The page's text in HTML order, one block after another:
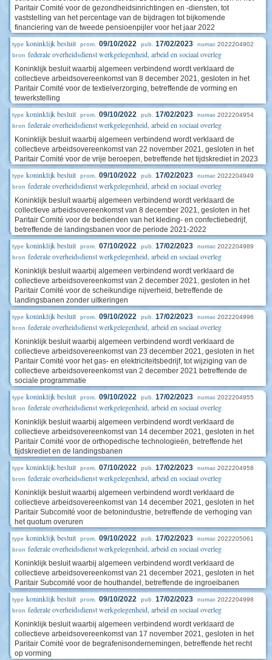
Paritair Comité voor de gezondheidsinrichtingen en -diensten, tot
vaststelling van het percentage van de bijdragen tot bijkomende
financiering van de tweede pensioenpijler voor het jaar 2022
type koninklijk besluit prom. 09/10/2022 pub. 17/02/2023 numac 2022204902
bron federale overheidsdienst werkgelegenheid, arbeid en sociaal overleg
Koninklijk besluit waarbij algemeen verbindend wordt verklaard de
collectieve arbeidsovereenkomst van 8 december 2021, gesloten in het
Paritair Comité voor de textielverzorging, betreffende de vorming en
tewerkstelling
type koninklijk besluit prom. 09/10/2022 pub. 17/02/2023 numac 2022204954
bron federale overheidsdienst werkgelegenheid, arbeid en sociaal overleg
Koninklijk besluit waarbij algemeen verbindend wordt verklaard de
collectieve arbeidsovereenkomst van 22 november 2021, gesloten in het
Paritair Comité voor de vrije beroepen, betreffende het tijdskrediet in 2023
type koninklijk besluit prom. 09/10/2022 pub. 17/02/2023 numac 2022204949
bron federale overheidsdienst werkgelegenheid, arbeid en sociaal overleg
Koninklijk besluit waarbij algemeen verbindend wordt verklaard de
collectieve arbeidsovereenkomst van 8 december 2021, gesloten in het
Paritair Comité voor de bedienden van het kleding- en confectiebedrijf,
betreffende de landingsbanen voor de periode 2021-2022
type koninklijk besluit prom. 07/10/2022 pub. 17/02/2023 numac 2022204989
bron federale overheidsdienst werkgelegenheid, arbeid en sociaal overleg
Koninklijk besluit waarbij algemeen verbindend wordt verklaard de
collectieve arbeidsovereenkomst van 2 december 2021, gesloten in het
Paritair Comité voor de scheikundige nijverheid, betreffende de
landingsbanen zonder uitkeringen
type koninklijk besluit prom. 09/10/2022 pub. 17/02/2023 numac 2022204996
bron federale overheidsdienst werkgelegenheid, arbeid en sociaal overleg
Koninklijk besluit waarbij algemeen verbindend wordt verklaard de
collectieve arbeidsovereenkomst van 23 december 2021, gesloten in het
Paritair Comité voor het gas- en elektriciteitsbedrijf, tot wijziging van de
collectieve arbeidsovereenkomst van 2 december 2021 betreffende de
sociale programmatie
type koninklijk besluit prom. 09/10/2022 pub. 17/02/2023 numac 2022204955
bron federale overheidsdienst werkgelegenheid, arbeid en sociaal overleg
Koninklijk besluit waarbij algemeen verbindend wordt verklaard de
collectieve arbeidsovereenkomst van 14 december 2021, gesloten in het
Paritair Comité voor de orthopedische technologieën, betreffende het
tijdskrediet en de landingsbanen
type koninklijk besluit prom. 07/10/2022 pub. 17/02/2023 numac 2022204958
bron federale overheidsdienst werkgelegenheid, arbeid en sociaal overleg
Koninklijk besluit waarbij algemeen verbindend wordt verklaard de
collectieve arbeidsovereenkomst van 14 december 2021, gesloten in het
Paritair Subcomité voor de betonindustrie, betreffende de verhoging van
het quotum overuren
type koninklijk besluit prom. 09/10/2022 pub. 17/02/2023 numac 2022205061
bron federale overheidsdienst werkgelegenheid, arbeid en sociaal overleg
Koninklijk besluit waarbij algemeen verbindend wordt verklaard de
collectieve arbeidsovereenkomst van 21 december 2021, gesloten in het
Paritair Subcomité voor de houthandel, betreffende de ingroeibanen
type koninklijk besluit prom. 09/10/2022 pub. 17/02/2023 numac 2022204998
bron federale overheidsdienst werkgelegenheid, arbeid en sociaal overleg
Koninklijk besluit waarbij algemeen verbindend wordt verklaard de
collectieve arbeidsovereenkomst van 17 november 2021, gesloten in het
Paritair Comité voor de begrafenisondernemingen, betreffende het recht
op vorming